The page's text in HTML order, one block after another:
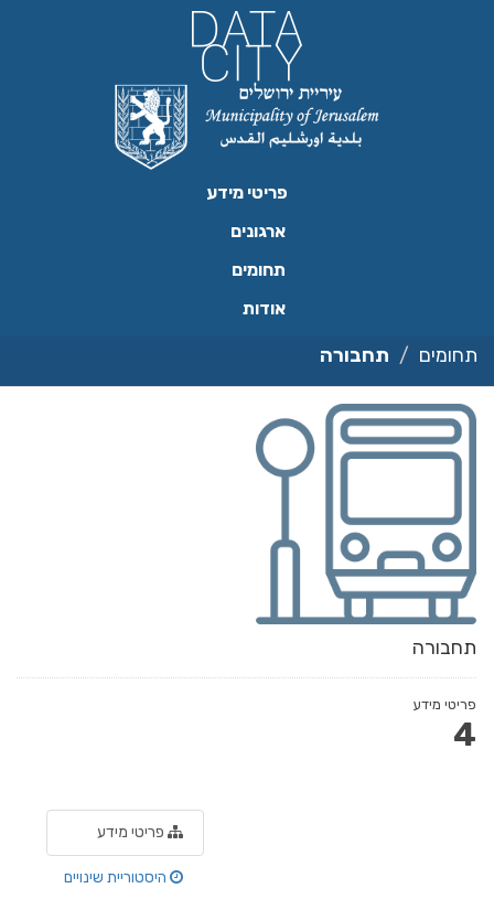
פריטי מידע
ארגונים
תחומים
אודות
תחומים תחבורה
תחבורה
פריטי מידע
4
פריטי מידע
היסטוריית שינויים